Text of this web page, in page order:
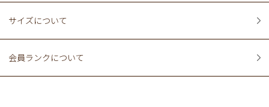
サイズについて
会員ランクについて